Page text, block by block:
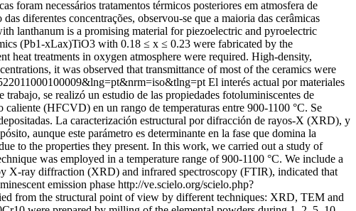
foram necessários tratamentos térmicos posteriores em atmosfera de
diferentes concentrações, observou-se que a maioria das cerâmicas
lanthanum is a promising material for piezoelectric and pyroelectric
(Pb1-xLax)TiO3 with 0.18 ≤ x ≤ 0.23 were fabricated by the
heat treatments in oxygen atmosphere were required. High-density,
it was observed that transmittance of most of the ceramics were
El interés actual por materiales
se realizó un estudio de las propiedades fotoluminiscentes de
(HFCVD) en un rango de temperaturas entre 900-1100 °C. Se
La caracterización estructural por difracción de rayos-X (XRD), y
aunque este parámetro es determinante en la fase que domina la
to the properties they present. In this work, we carried out a study of
was employed in a temperature range of 900-1100 °C. We include a
X-ray diffraction (XRD) and infrared spectroscopy (FTIR), indicated that
emission phase http://ve.scielo.org/scielo.php?
from the structural point of view by different techniques: XRD, TEM and